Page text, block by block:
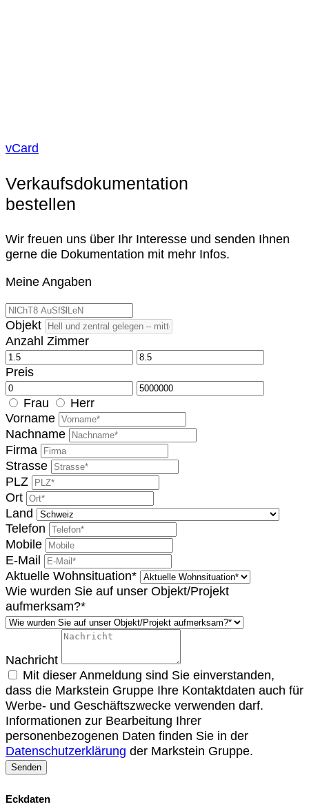
vCard
Verkaufsdokumentation
bestellen
Wir freuen uns über Ihr Interesse und senden Ihnen
gerne die Dokumentation mit mehr Infos.
Meine Angaben
Objekt
Anzahl Zimmer
Preis
Frau
Herr
Vorname
Nachname
Firma
Strasse
PLZ
Ort
Land
Telefon
Mobile
E-Mail
Aktuelle Wohnsituation*
Wie wurden Sie auf unser Objekt/Projekt
aufmerksam?*
Nachricht
Mit dieser Anmeldung sind Sie einverstanden,
dass die Markstein Gruppe Ihre Kontaktdaten auch für
Werbe- und Geschäftszwecke verwenden darf.
Informationen zur Bearbeitung Ihrer
personenbezogenen Daten finden Sie in der
Datenschutzerklärung der Markstein Gruppe.
Eckdaten